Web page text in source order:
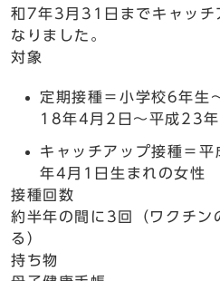
和7年3月31日までキャッチ
なりました。
対象
定期接種＝小学校6年生
18年4月2日～平成23
キャッチアップ接種＝
年4月1日生まれの女性
接種回数
約半年の間に3回（ワクチン
る）
持ち物